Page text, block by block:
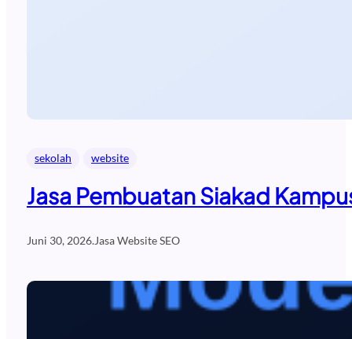
sekolah website
Jasa Pembuatan Siakad
Juni 30, 2026.Jasa Website SEO